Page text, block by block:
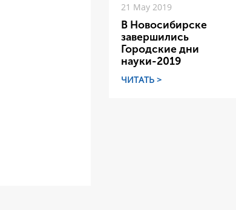
21 May 2019
В Новосибирске
завершились
Городские дни
науки-2019
ЧИТАТЬ >